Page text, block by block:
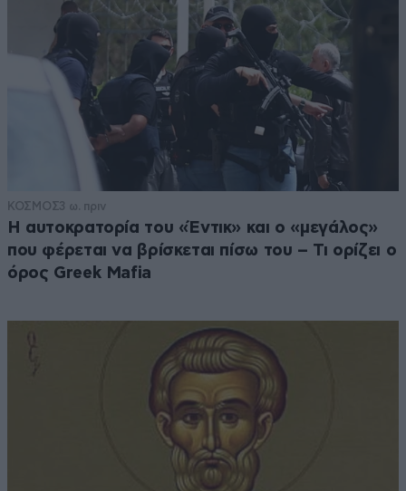
ΚΟΣΜΟΣ3 ω. πριν
Η αυτοκρατορία του «Έντικ» και ο «μεγάλος»
που φέρεται να βρίσκεται πίσω του – Τι ορίζει ο
όρος Greek Mafia